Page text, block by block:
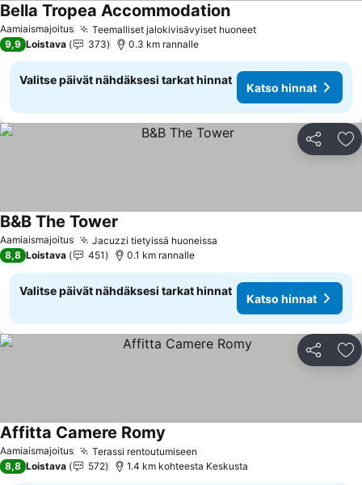
Aamiaismajoitus Teemalliset jalokivisävyiset huoneet
Bella Tropea Accommodation
9,9 Loistava 373 0.3 km rannalle
Valitse päivät nähdäksesi tarkat hinnat
Katso hinnat
Jaa
Aamiaismajoitus Jacuzzi tietyissä huoneissa
B&B The Tower
8,8 Loistava 451 0.1 km rannalle
Valitse päivät nähdäksesi tarkat hinnat
Katso hinnat
Jaa
Aamiaismajoitus Terassi rentoutumiseen
Affitta Camere Romy
8,8 Loistava 572 1.4 km kohteesta Keskusta